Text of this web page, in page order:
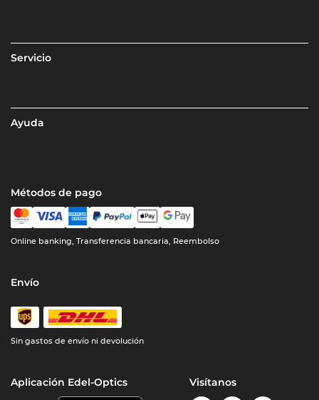
Servicio
Ayuda
Métodos de pago
Online banking, Transferencia bancaria, Reembolso
Envío
Sin gastos de envío ni devolución
Aplicación Edel-Optics Visítanos